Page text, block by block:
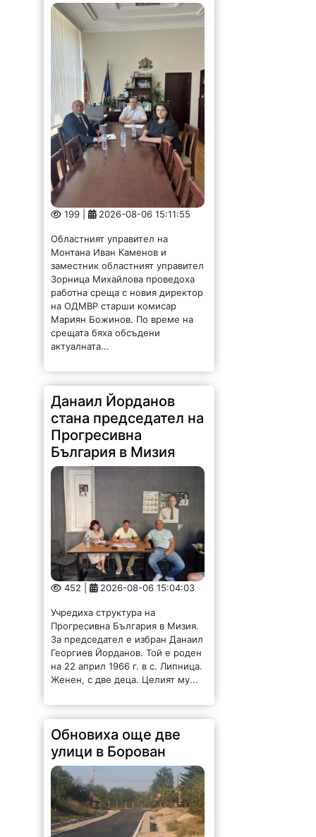
199 | 2026-08-06 15:11:55
Областният управител на
Монтана Иван Каменов и
заместник областният управител
Зорница Михайлова проведоха
работна среща с новия директор
на ОДМВР старши комисар
Мариян Божинов. По време на
срещата бяха обсъдени
актуалната...
Данаил Йорданов
стана председател на
Прогресивна
България в Мизия
452 | 2026-08-06 15:04:03
Учредиха структура на
Прогресивна България в Мизия.
За председател е избран Данаил
Георгиев Йорданов. Той е роден
на 22 април 1966 г. в с. Липница.
Женен, с две деца. Целият му...
Обновиха още две
улици в Борован